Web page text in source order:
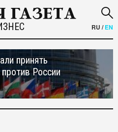
RU /EN
принять
России